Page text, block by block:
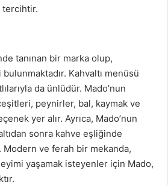
tercihtir.
tanınan bir marka olup,
bulunmaktadır. Kahvaltı menüsü
da ünlüdür. Mado’nun
peynirler, bal, kaymak ve
yer alır. Ayrıca, Mado’nun
sonra kahve eşliğinde
ve ferah bir mekanda,
yaşamak isteyenler için Mado,